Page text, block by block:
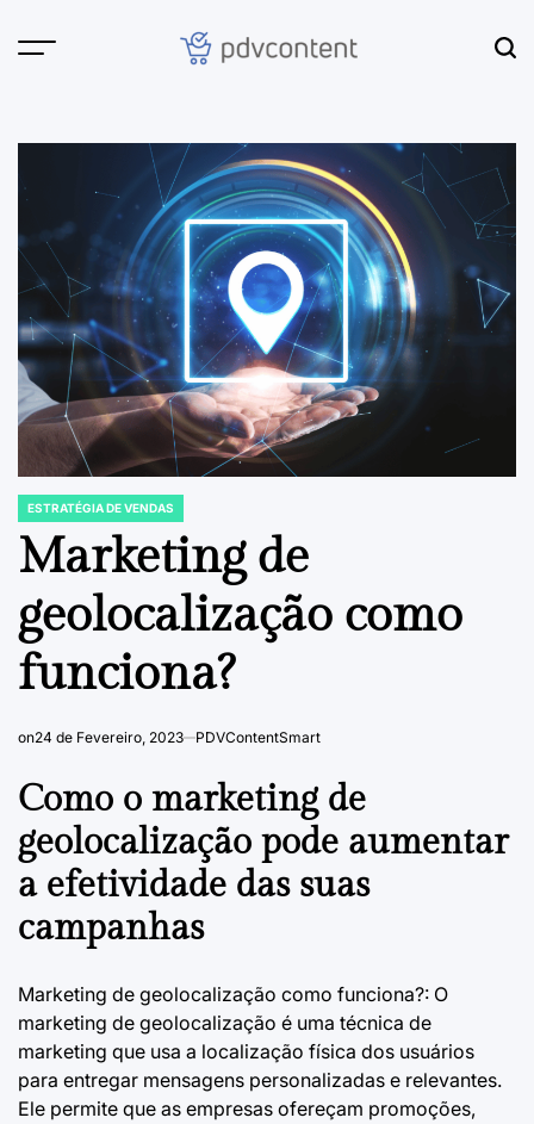
POSTED
IN
ESTRATÉGIA DE VENDAS
Marketing de
geolocalização como
funciona?
on24 de Fevereiro, 2023 PDVContentSmart
Como o marketing de
geolocalização pode aumentar
a efetividade das suas
campanhas
Marketing de geolocalização como funciona?: O
marketing de geolocalização é uma técnica de
marketing que usa a localização física dos usuários
para entregar mensagens personalizadas e relevantes.
Ele permite que as empresas ofereçam promoções,